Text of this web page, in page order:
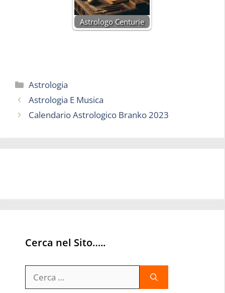
Astrologo Centurie
Categorie
Astrologia
Astrologia E Musica
Calendario Astrologico Branko 2023
Cerca nel Sito…..
per: